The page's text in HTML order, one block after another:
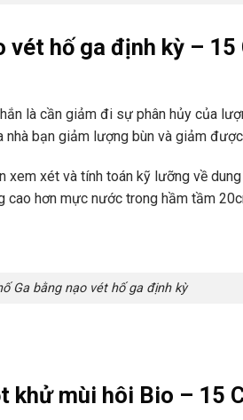
vét hố ga định kỳ –
là cần giảm đi sự phân hủy của
bạn giảm lượng bùn và giảm
xem xét và tính toán kỹ lưỡng về
cao hơn mực nước trong hầm tầm
Ga bằng nạo vét hố ga định kỳ
khử mùi hôi Bio – 15